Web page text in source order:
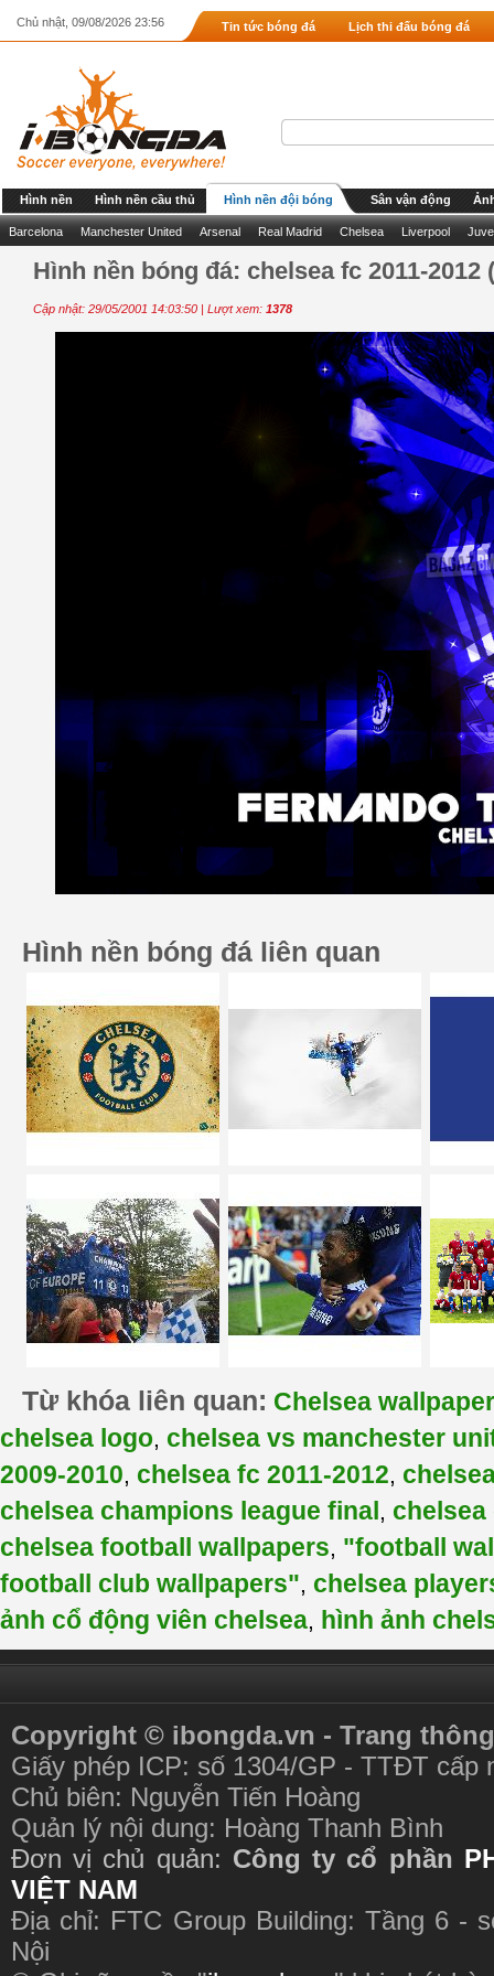
Chủ nhật, 09/08/2026 23:56 Tin tức bóng đá Lịch thi đấu bóng đá
Hình nền Hình nền cầu thủ Hình nền đội bóng Sân vận động
Barcelona Manchester United Arsenal Real Madrid Chelsea Liverpool
Hình nền bóng đá: chelsea fc 2011-2012
Cập nhật: 29/05/2001 14:03:50 | Lượt xem: 1378
Hình nền bóng đá liên quan
Từ khóa liên quan: Chelsea wallpaper
chelsea logo, chelsea vs manchester
2009-2010, chelsea fc 2011-2012,
chelsea champions league final, chelsea
chelsea football wallpapers, "football
football club wallpapers", chelsea
ảnh cổ động viên chelsea, hình ảnh
Copyright © ibongda.vn - Trang
Giấy phép ICP: số 1304/GP - TTĐT cấp
Chủ biên: Nguyễn Tiến Hoàng
Quản lý nội dung: Hoàng Thanh Bình
Đơn vị chủ quản: Công ty cổ phần
VIỆT NAM
Địa chỉ: FTC Group Building: Tầng 6 -
Nội